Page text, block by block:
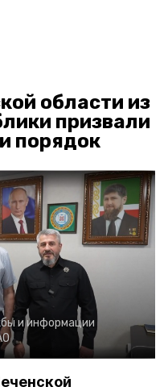
области из
призвали
порядок
и информации